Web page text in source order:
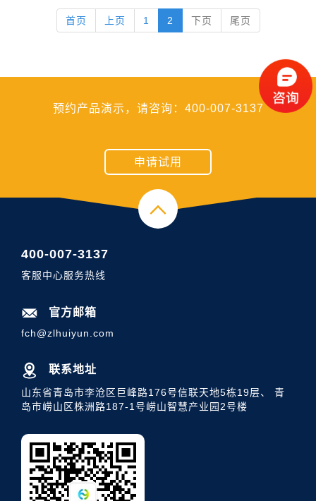
首页 上页 1 2 下页 尾页
预约产品演示，请咨询：400-007-3137
申请试用
400-007-3137
客服中心服务热线
官方邮箱
fch@zlhuiyun.com
联系地址
山东省青岛市李沧区巨峰路176号信联天地5栋19层、 青
岛市崂山区株洲路187-1号崂山智慧产业园2号楼